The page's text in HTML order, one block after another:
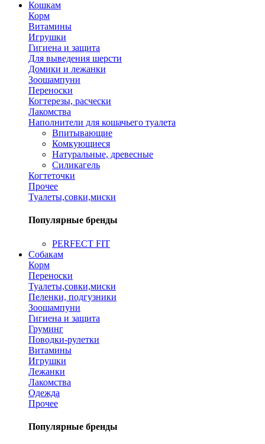
Кошкам
Корм
Витамины
Игрушки
Гигиена и защита
Для выведения шерсти
Домики и лежанки
Зоошампуни
Переноски
Когтерезы, расчески
Лакомства
Наполнители для кошачьего туалета
Впитывающие
Комкующиеся
Натуральные, древесные
Силикагель
Когтеточки
Прочее
Туалеты,совки,миски
Популярные бренды
PERFECT FIT
Собакам
Корм
Переноски
Туалеты,совки,миски
Пеленки, подгузники
Зоошампуни
Гигиена и защита
Груминг
Поводки-рулетки
Витамины
Игрушки
Лежанки
Лакомства
Одежда
Прочее
Популярные бренды